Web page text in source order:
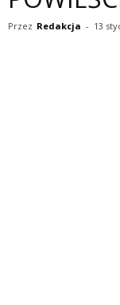
Przez Redakcja - 13